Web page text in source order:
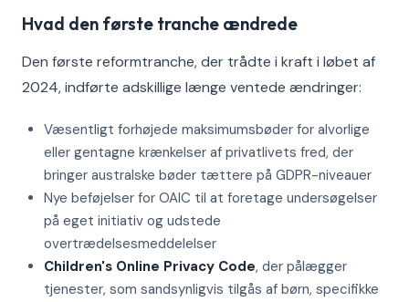
Hvad den første tranche ændrede
Den første reformtranche, der trådte i kraft i løbet af
2024, indførte adskillige længe ventede ændringer:
Væsentligt forhøjede maksimumsbøder for alvorlige
eller gentagne krænkelser af privatlivets fred, der
bringer australske bøder tættere på GDPR-niveauer
Nye beføjelser for OAIC til at foretage undersøgelser
på eget initiativ og udstede
overtrædelsesmeddelelser
Children's Online Privacy Code, der pålægger
tjenester, som sandsynligvis tilgås af børn, specifikke